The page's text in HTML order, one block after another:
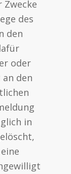
Zwecke
des
den
oder
den
in